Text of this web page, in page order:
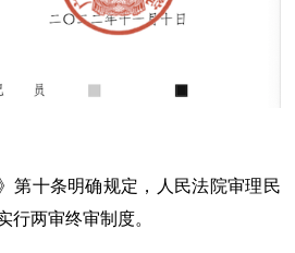
第十条明确规定，人民法院审理民
行两审终审制度。